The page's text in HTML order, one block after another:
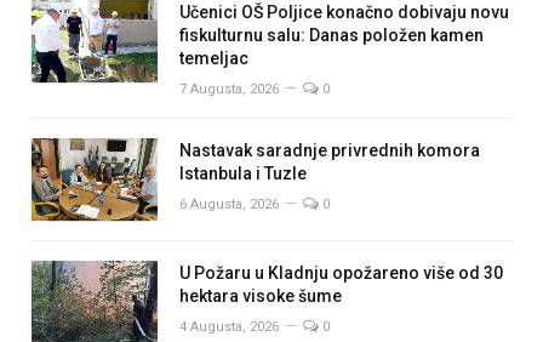
Učenici OŠ Poljice konačno dobivaju novu
fiskulturnu salu: Danas položen kamen
temeljac
7 Augusta, 2026 0
Nastavak saradnje privrednih komora
Istanbula i Tuzle
6 Augusta, 2026 0
U Požaru u Kladnju opožareno više od 30
hektara visoke šume
4 Augusta, 2026 0